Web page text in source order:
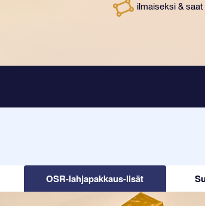
ilmaiseksi &
OSR-lahjapakkaus-lisät